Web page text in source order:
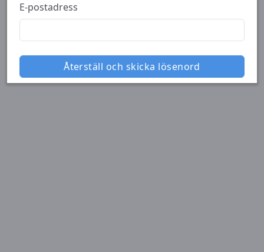
E-postadress
Återställ och skicka lösenord